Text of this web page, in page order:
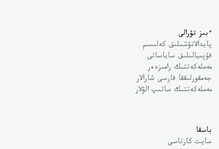
ءبىز تۋرالى
پايدالانۋشىلىق كەلىسىم
قۇپىيالىلىق ساياساتى
مەملەكەتتىك رامىزدەر
جەمقورلىققا قارسى شارالار
مەملەكەتتىك ساتىپ الۋلار
باسقا
سايت كارتاسى